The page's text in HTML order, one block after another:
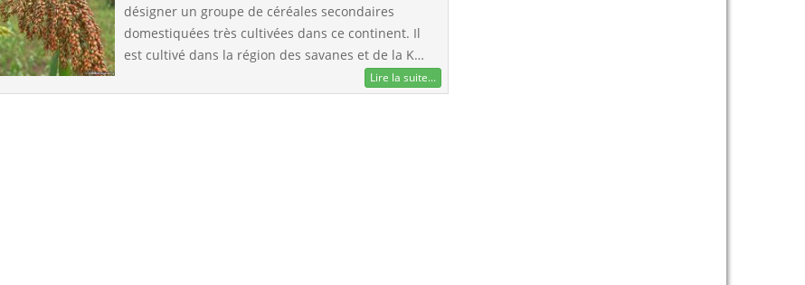
désigner un groupe de céréales secondaires
domestiquées très cultivées dans ce continent. Il
est cultivé dans la région des savanes et de la K…
Lire la suite...